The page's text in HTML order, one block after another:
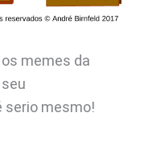
memes da
serio mesmo!